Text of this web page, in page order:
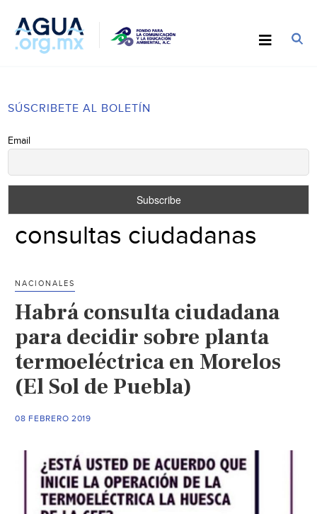
SÚSCRIBETE AL BOLETÍN
Email
consultas ciudadanas
NACIONALES
Habrá consulta ciudadana
para decidir sobre planta
termoeléctrica en Morelos
(El Sol de Puebla)
08 FEBRERO 2019